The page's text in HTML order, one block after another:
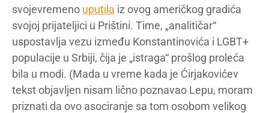
svojevremeno uputila iz ovog američkog gradića
svojoj prijateljici u Prištini. Time, „analitičar“
uspostavlja vezu između Konstantinovića i LGBT+
populacije u Srbiji, čija je „istraga“ prošlog proleća
bila u modi. (Mada u vreme kada je Ćirjakovićev
tekst objavljen nisam lično poznavao Lepu, moram
priznati da ovo asociranje sa tom osobom velikog